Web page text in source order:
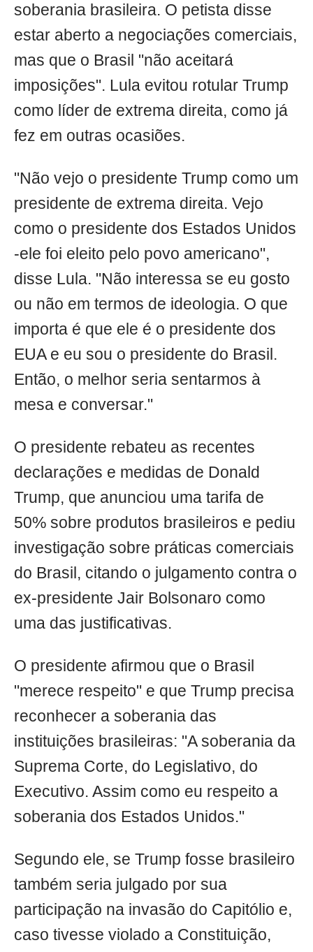
soberania brasileira. O petista disse
estar aberto a negociações comerciais,
mas que o Brasil "não aceitará
imposições". Lula evitou rotular Trump
como líder de extrema direita, como já
fez em outras ocasiões.
"Não vejo o presidente Trump como um
presidente de extrema direita. Vejo
como o presidente dos Estados Unidos
-ele foi eleito pelo povo americano",
disse Lula. "Não interessa se eu gosto
ou não em termos de ideologia. O que
importa é que ele é o presidente dos
EUA e eu sou o presidente do Brasil.
Então, o melhor seria sentarmos à
mesa e conversar."
O presidente rebateu as recentes
declarações e medidas de Donald
Trump, que anunciou uma tarifa de
50% sobre produtos brasileiros e pediu
investigação sobre práticas comerciais
do Brasil, citando o julgamento contra o
ex-presidente Jair Bolsonaro como
uma das justificativas.
O presidente afirmou que o Brasil
"merece respeito" e que Trump precisa
reconhecer a soberania das
instituições brasileiras: "A soberania da
Suprema Corte, do Legislativo, do
Executivo. Assim como eu respeito a
soberania dos Estados Unidos."
Segundo ele, se Trump fosse brasileiro
também seria julgado por sua
participação na invasão do Capitólio e,
caso tivesse violado a Constituição,